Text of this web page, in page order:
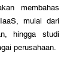
membahas
mulai dari
hingga studi
perusahaan.